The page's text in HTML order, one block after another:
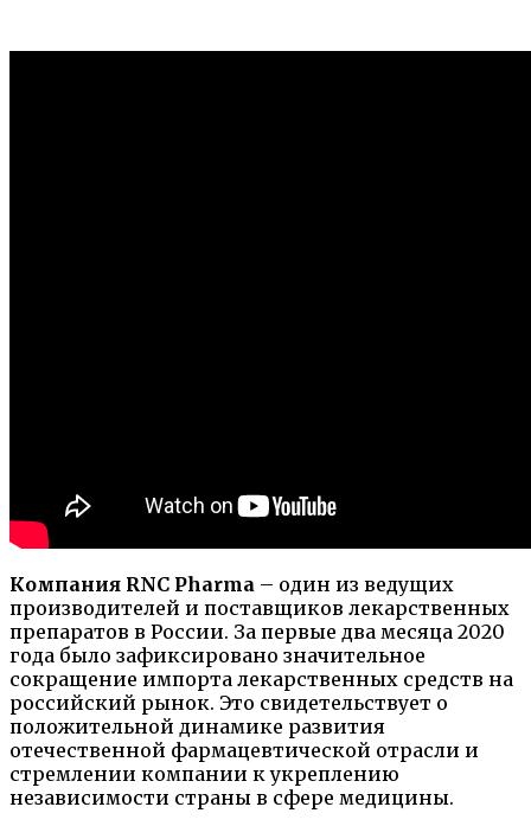
Компания RNC Pharma – один из ведущих
производителей и поставщиков лекарственных
препаратов в России. За первые два месяца 2020
года было зафиксировано значительное
сокращение импорта лекарственных средств на
российский рынок. Это свидетельствует о
положительной динамике развития
отечественной фармацевтической отрасли и
стремлении компании к укреплению
независимости страны в сфере медицины.